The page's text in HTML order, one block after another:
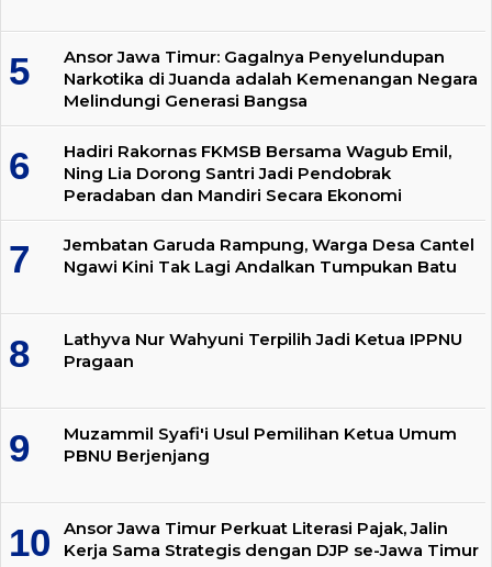
Ansor Jawa Timur: Gagalnya Penyelundupan
Narkotika di Juanda adalah Kemenangan Negara
Melindungi Generasi Bangsa
Hadiri Rakornas FKMSB Bersama Wagub Emil,
Ning Lia Dorong Santri Jadi Pendobrak
Peradaban dan Mandiri Secara Ekonomi
Jembatan Garuda Rampung, Warga Desa Cantel
Ngawi Kini Tak Lagi Andalkan Tumpukan Batu
Lathyva Nur Wahyuni Terpilih Jadi Ketua IPPNU
Pragaan
Muzammil Syafi'i Usul Pemilihan Ketua Umum
PBNU Berjenjang
Ansor Jawa Timur Perkuat Literasi Pajak, Jalin
Kerja Sama Strategis dengan DJP se-Jawa Timur